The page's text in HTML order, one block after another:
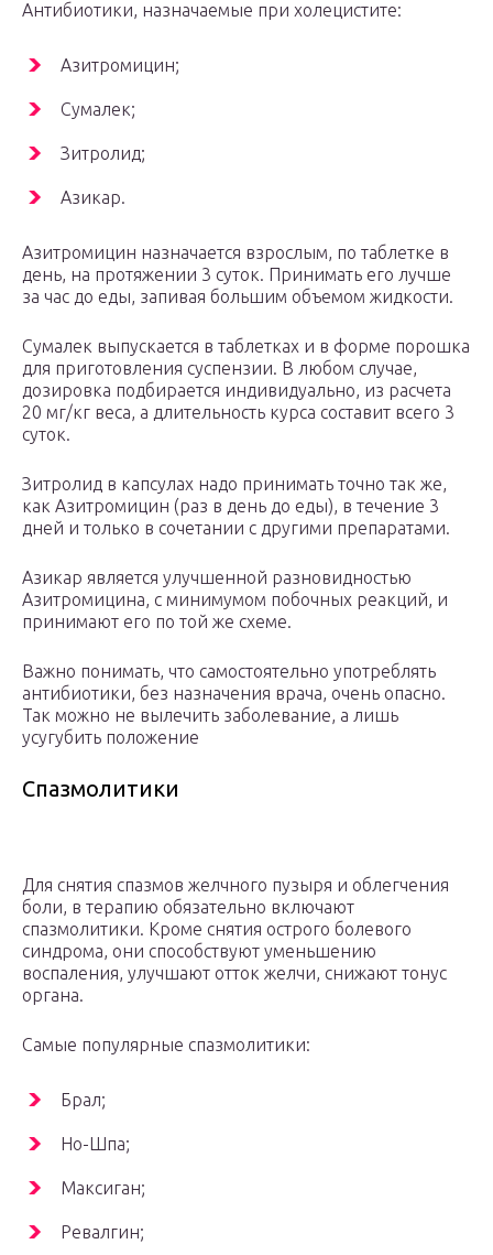
Антибиотики, назначаемые при холецистите:
Азитромицин;
Сумалек;
Зитролид;
Азикар.
Азитромицин назначается взрослым, по таблетке в
день, на протяжении 3 суток. Принимать его лучше
за час до еды, запивая большим объемом жидкости.
Сумалек выпускается в таблетках и в форме порошка
для приготовления суспензии. В любом случае,
дозировка подбирается индивидуально, из расчета
20 мг/кг веса, а длительность курса составит всего 3
суток.
Зитролид в капсулах надо принимать точно так же,
как Азитромицин (раз в день до еды), в течение 3
дней и только в сочетании с другими препаратами.
Азикар является улучшенной разновидностью
Азитромицина, с минимумом побочных реакций, и
принимают его по той же схеме.
Важно понимать, что самостоятельно употреблять
антибиотики, без назначения врача, очень опасно.
Так можно не вылечить заболевание, а лишь
усугубить положение
Спазмолитики
Для снятия спазмов желчного пузыря и облегчения
боли, в терапию обязательно включают
спазмолитики. Кроме снятия острого болевого
синдрома, они способствуют уменьшению
воспаления, улучшают отток желчи, снижают тонус
органа.
Самые популярные спазмолитики:
Брал;
Но-Шпа;
Максиган;
Ревалгин;